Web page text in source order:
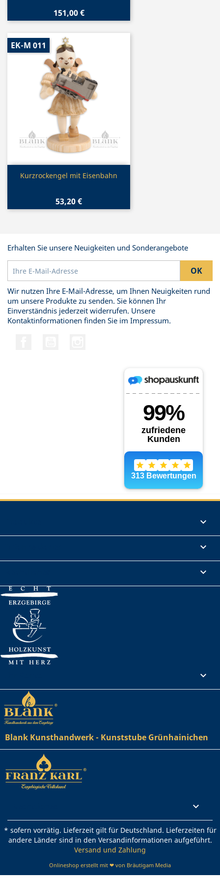
151,00 €
Vorschau
Kurzrockengel mit Eisenbahn
53,20 €
EK-M 011
Erhalten Sie unsere Neuigkeiten und Sonderangebote
Wir nutzen Ihre E-Mail-Adresse, um Ihnen Neuigkeiten rund
um unsere Produkte zu senden. Sie können Ihr
Einverständnis jederzeit widerrufen. Unsere
Kontaktinformationen finden Sie im Impressum.




Blank Kunsthandwerk - Kunststube Grünhainichen

* sofern vorrätig. Lieferzeit gilt für Deutschland. Lieferzeiten für
andere Länder sind in den Versandinformationen aufgeführt.
Versand und Zahlung
Onlineshop erstellt mit ❤ von Bräutigam Media